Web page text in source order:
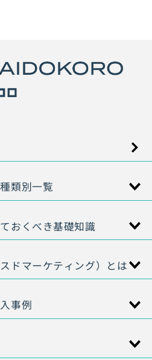
類別一覧
おくべき基礎知識
ドマーケティング）とは
事例